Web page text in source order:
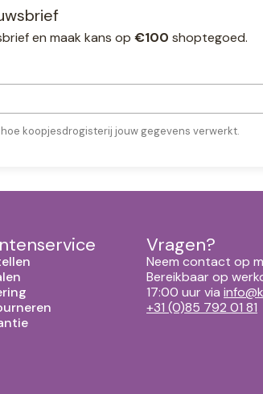
en maak kans op €100 shoptegoed.
koopjesdrogisterij jouw gegevens verwerkt.
Vragen?
Neem contact op
Bereikbaar op
17:00 uur via
+31 (0)85 792 01 81